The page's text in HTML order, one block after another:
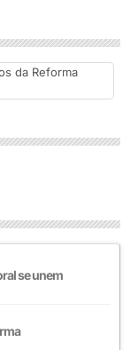
da Reforma
se unem